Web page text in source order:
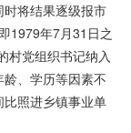
将结果逐级报市
1979年7月31日之
村党组织书记纳入
、学历等因素不
照进乡镇事业单